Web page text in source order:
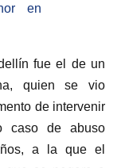
en
fue el de un
quien se vio
de intervenir
caso de abuso
a la que el